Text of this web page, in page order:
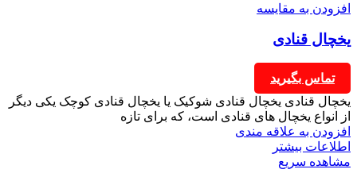
افزودن به مقایسه
یخچال قنادی
تماس بگیرید
یخچال قنادی یخچال قنادی شوکیک یا یخچال قنادی کوچک یکی دیگر
از انواع یخچال های قنادی است، که برای تازه
افزودن به علاقه مندی
اطلاعات بیشتر
مشاهده سریع